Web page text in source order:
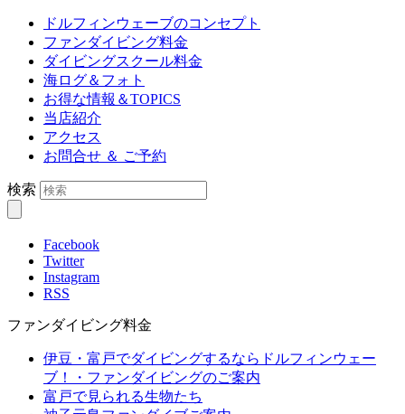
ドルフィンウェーブのコンセプト
ファンダイビング料金
ダイビングスクール料金
海ログ＆フォト
お得な情報＆TOPICS
当店紹介
アクセス
お問合せ ＆ ご予約
検索
Facebook
Twitter
Instagram
RSS
ファンダイビング料金
伊豆・富戸でダイビングするならドルフィンウェー
ブ！・ファンダイビングのご案内
富戸で見られる生物たち